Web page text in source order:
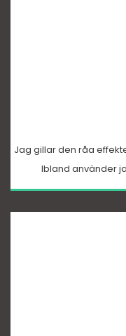
Jag gillar den råa
Ibland använder